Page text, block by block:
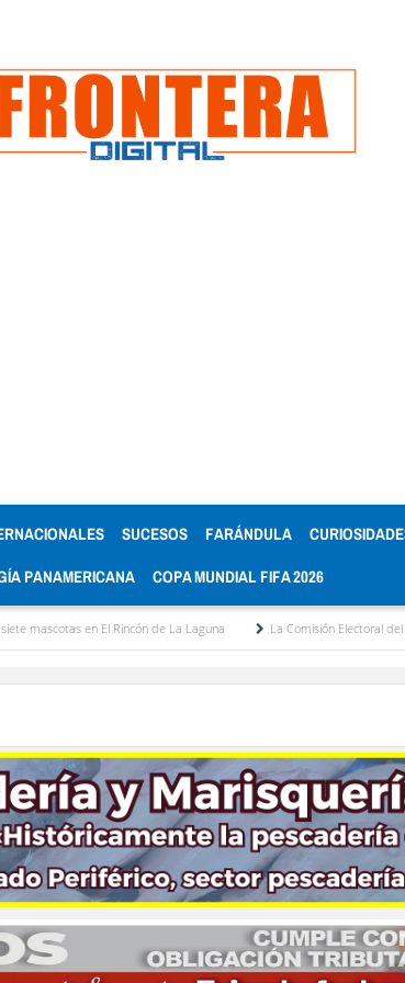
SUCESOS FARÁNDULA
PANAMERICANA COPA MUNDIAL FIFA 2026
de La Laguna La Comisión Electoral del Colegio de